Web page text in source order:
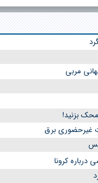
مربی
بزنید!
غیرحضوری برق
کرونا